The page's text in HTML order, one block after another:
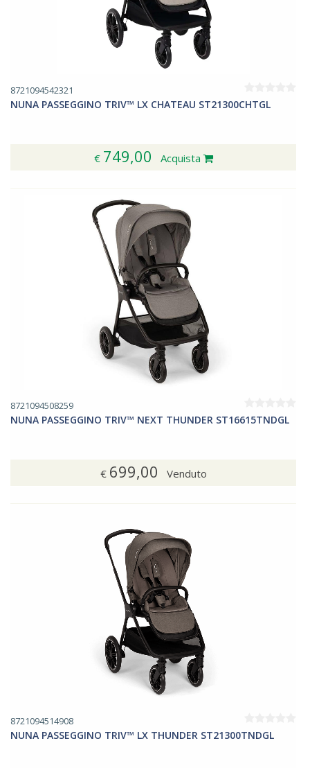
8721094542321
NUNA PASSEGGINO TRIV™ LX CHATEAU ST21300CHTGL
€ 749,00 Acquista
8721094508259
NUNA PASSEGGINO TRIV™ NEXT THUNDER ST16615TNDGL
€ 699,00 Venduto
8721094514908
NUNA PASSEGGINO TRIV™ LX THUNDER ST21300TNDGL